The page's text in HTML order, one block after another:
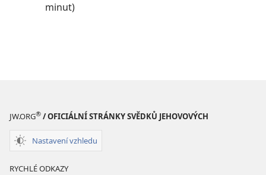
minut)
JW.ORG® / OFICIÁLNÍ STRÁNKY SVĚDKŮ JEHOVOVÝCH
Nastavení vzhledu
RYCHLÉ ODKAZY